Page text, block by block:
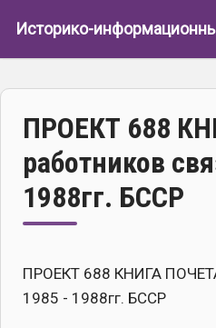
Историко-
ПРОЕКТ 688
работников
1988гг. БССР
ПРОЕКТ 688 КНИГА
1985 - 1988гг. БССР